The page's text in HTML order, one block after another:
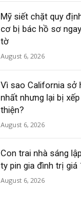
Mỹ siết chặt quy
cơ bị bác hồ sơ
tờ
August 6, 2026
Vì sao California sở
nhất nhưng lại bị
thiện?
August 6, 2026
Con trai nhà sáng
ty pin gia đình trị giá
August 6, 2026